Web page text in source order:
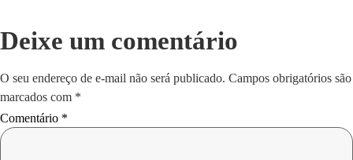
Deixe um comentário
O seu endereço de e-mail não será publicado. Campos obrigatórios são
marcados com *
Comentário *